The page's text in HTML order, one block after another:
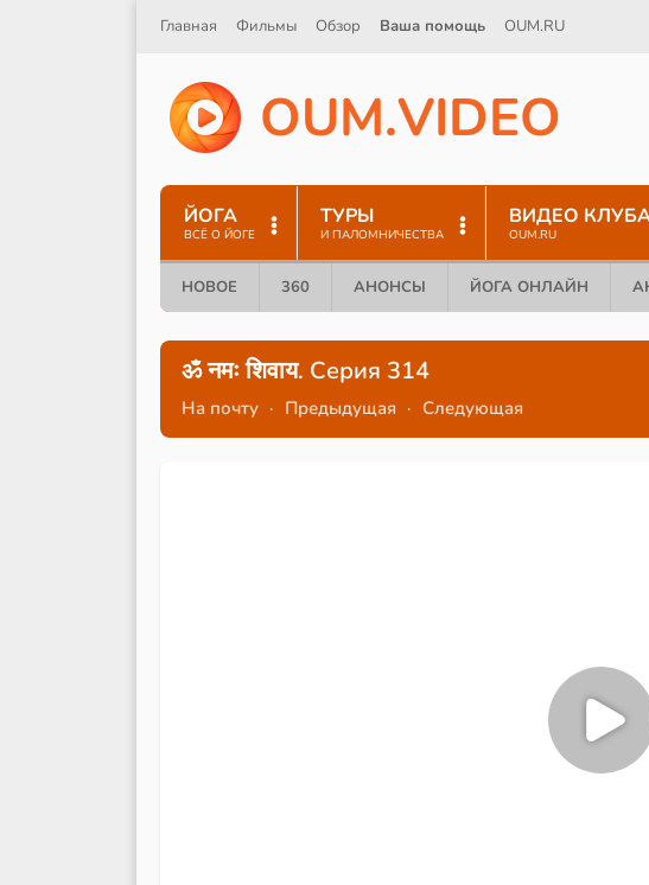
Главная Фильмы Обзор Ваша помощь OUM.RU
OUM.VIDEO
ЙОГА
ВСЁ О ЙОГЕ
ТУРЫ
И ПАЛОМНИЧЕСТВА
ВИДЕО
OUM.RU
НОВОЕ 360 АНОНСЫ ЙОГА ОНЛАЙН
ॐ नमः शिवाय. Серия 314
На почту · Предыдущая · Следующая